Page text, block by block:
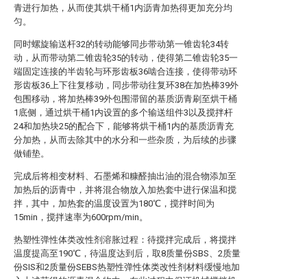
青进行加热，从而使其烘干桶1内沥青加热得更加充分均
匀。
同时螺旋输送杆32的转动能够同步带动第一锥齿轮34转
动，从而带动第二锥齿轮35的转动，使得第二锥齿轮35一
端固定连接的半齿轮与环形齿板36啮合连接，使得带动环
形齿板36上下往复移动，同步带动往复环38在加热棒39外
包围移动，将加热棒39外包围滞留的基质沥青刷至烘干桶
1底侧，通过烘干桶1内设置的多个输送组件3以及搅拌杆
24和加热块25的配合下，能够将烘干桶1内的基质沥青充
分加热，从而去除其中的水分和一些杂质，为后续的步骤
做铺垫。
完成后将相变材料、石墨烯和糠醛抽出油的混合物添加至
加热后的沥青中，并将混合物放入加热套中进行保温和搅
拌，其中，加热套的温度设置为180℃，搅拌时间为
15min，搅拌速率为600rpm/min。
热塑性弹性体类改性剂溶胀过程：待搅拌完成后，将搅拌
温度提高至190℃，待温度达到后，取8质量份SBS、2质量
份SIS和2质量份SEBS热塑性弹性体类改性剂材料缓慢地加